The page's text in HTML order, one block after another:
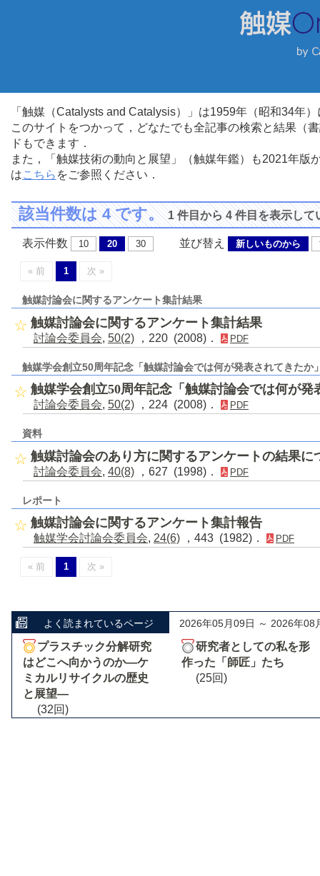
「触媒（Catalysts and Catalysis）」は1959年（昭和34年
このサイトをつかって，どなたでも全記事の検索と結果（
ドもできます．
また，「触媒技術の動向と展望」（触媒年鑑）も2021年
はこちら をご参照ください．
該当件数は 4 です。1 件目から 4 件目を表示して
表示件数 10 20 30 並び替え 新しいものから
« 前 1 次 »
触媒討論会に関するアンケート集計結果
触媒討論会に関するアンケート集計結果
討論会委員会, 50(2) ，220 (2008)． PDF
触媒学会創立50周年記念「触媒討論会では何が発表されてきたか
触媒学会創立50周年記念「触媒討論会では何が
討論会委員会, 50(2) ，224 (2008)． PDF
資料
触媒討論会のあり方に関するアンケートの結果に
討論会委員会, 40(8) ，627 (1998)． PDF
レポート
触媒討論会に関するアンケート集計報告
触媒学会討論会委員会, 24(6) ，443 (1982)． PDF
« 前 1 次 »
よく読まれているページ 2026年05月09日 ～ 2026年08
プラスチック分解研究
はどこへ向かうのか―ケ
ミカルリサイクルの歴史
と展望―
(32回)
研究者としての私を形
作った「師匠」たち
(25回)